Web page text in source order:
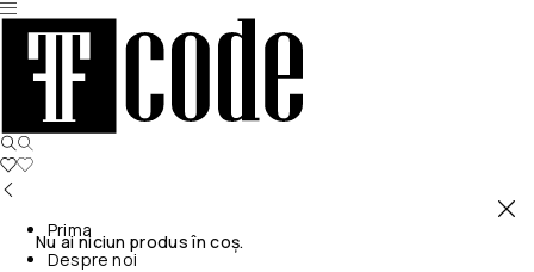
Nu ai niciun produs în coș.
Prima
Despre noi